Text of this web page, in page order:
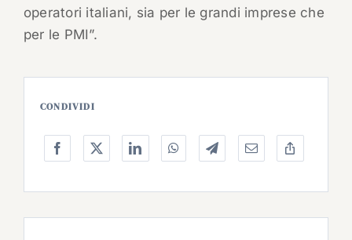
operatori italiani, sia per le grandi imprese che
per le PMI”.
CONDIVIDI